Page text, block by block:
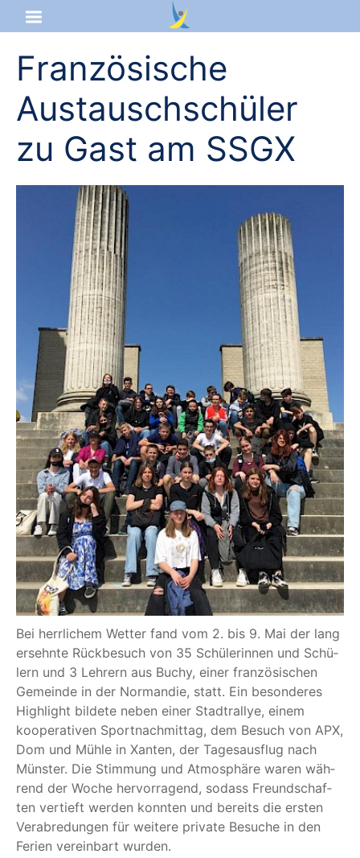
Startseite
Aktuelles
Das sind wir
Lernangebot
Service & Infos
Französische
Austauschschüler
zu Gast am SSGX
Bei herr­li­chem Wet­ter fand vom 2. bis 9. Mai der lang
ersehn­te Rück­be­such von 35 Schü­le­rin­nen und Schü­
lern und 3 Leh­rern aus Buchy, einer fran­zö­si­schen
Gemein­de in der Nor­man­die, statt. Ein beson­de­res
High­light bil­de­te neben einer Stadt­ral­lye, einem
koope­ra­ti­ven Sport­nach­mit­tag, dem Besuch von APX,
Dom und Müh­le in Xan­ten, der Tages­aus­flug nach
Müns­ter. Die Stim­mung und Atmo­sphä­re waren wäh­
rend der Woche her­vor­ra­gend, sodass Freund­schaf­
ten ver­tieft wer­den konn­ten und bereits die ers­ten
Ver­ab­re­dun­gen für wei­te­re pri­va­te Besu­che in den
Feri­en ver­ein­bart wurden.